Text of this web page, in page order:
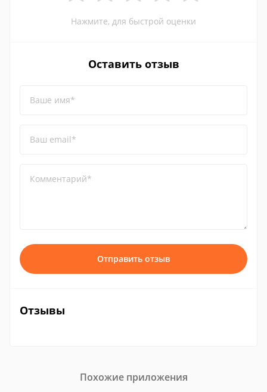
Нажмите, для быстрой оценки
Оставить отзыв
Ваше имя*
Ваш email*
Комментарий*
Отправить отзыв
Отзывы
Похожие приложения